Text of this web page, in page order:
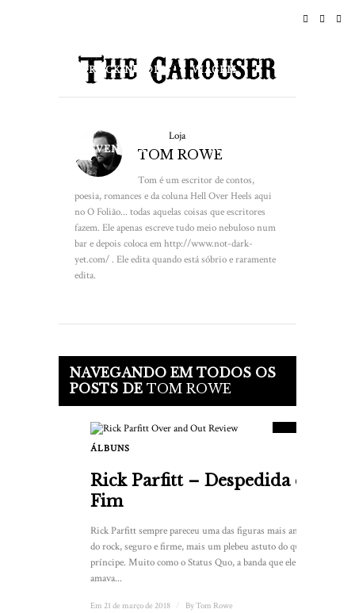
ROCK N ROLL VIAGEM
EVENTOS
Loja
SOBRE
TOM ROWE
Tom é um escritor de contos,
poesia, romances e da coluna Hell Over Heels aqui
no O Folião... todas aquelas coisas que escritores
fazem. Ele apenas escreve tudo meio nebuloso num
bar e depois coloca em http://www.not-dark-
yet.com/ . Ele edita quando está sóbrio e raramente
edita.
NAVEGANDO EM TODOS OS
POSTS DE TOM ROWE
ÁLBUNS
Rick Parfitt – Despedida e
Fim
Rick Parfitt sempre pareceu uma das figuras mais anônimas
do rock, seguro e firme, mais um plebeu astuto do que um
príncipe. Muito como o Status Quo, a banda que ele
amava...
Em 21 de março de 2018 ByTom Rowe